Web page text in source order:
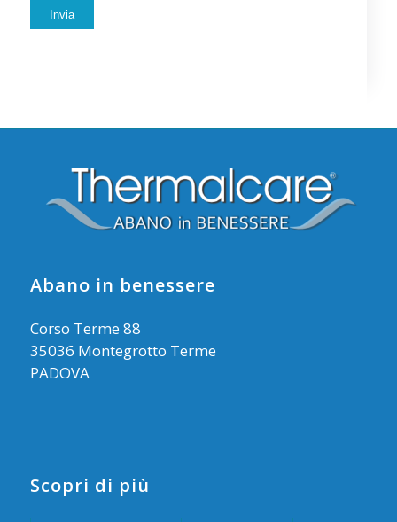
Abano in benessere
Corso Terme 88
35036 Montegrotto Terme
PADOVA
Scopri di più